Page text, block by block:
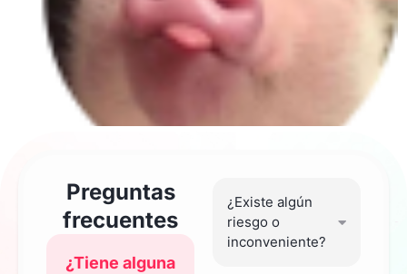
Preguntas
frecuentes
¿Tiene alguna
¿Existe algún
riesgo o
inconveniente?